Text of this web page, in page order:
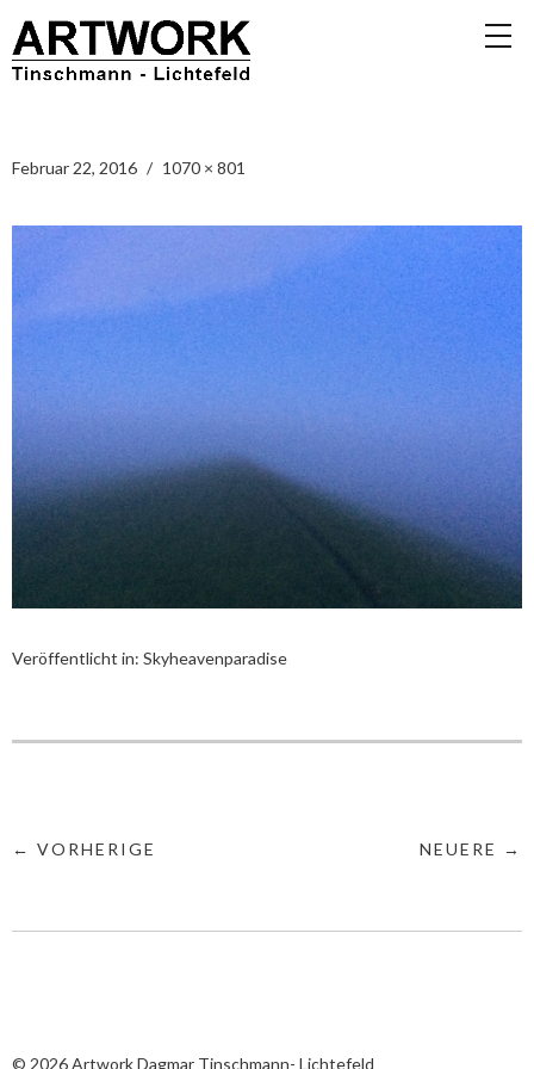
Februar 22, 2016 1070 × 801
Veröffentlicht in: Skyheavenparadise
← VORHERIGE NEUERE →
© 2026Artwork Dagmar Tinschmann- Lichtefeld